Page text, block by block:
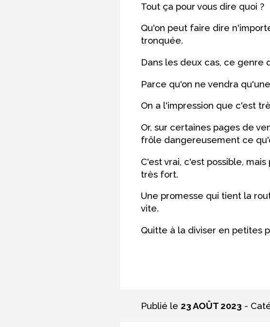
Tout ça pour vous dire quoi ?
Qu'on peut faire dire
tronquée.
Dans les deux cas, ce genre
Parce qu'on ne vendra
On a l'impression que c'est
Or, sur certaines pages de
frôle dangereusement ce
C'est vrai, c'est possible,
très fort.
Une promesse qui tient la
vite.
Quitte à la diviser en petites
Publié le 23 AOÛT 2023 -